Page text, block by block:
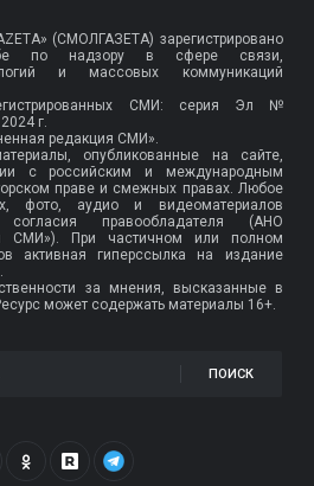
(СМОЛГАЗЕТА) зарегистрировано
по надзору в сфере связи,
и массовых коммуникаций
СМИ: серия Эл №
г.
редакция СМИ».
опубликованные на сайте,
с российским и международным
праве и смежных правах. Любое
фото, аудио и видеоматериалов
правообладателя (АНО
СМИ»). При частичном или полном
активная гиперссылка на издание
за мнения, высказанные в
может содержать материалы 16+.
ПОИСК